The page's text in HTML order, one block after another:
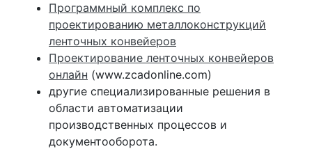
Программный комплекс по
проектированию металлоконструкций
ленточных конвейеров
Проектирование ленточных конвейеров
онлайн (www.zcadonline.com)
другие специализированные решения в
области автоматизации
производственных процессов и
документооборота.